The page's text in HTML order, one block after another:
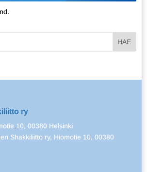
ry
10, 00380 Helsinki
Shakkiliitto ry, Hiomotie 10, 00380